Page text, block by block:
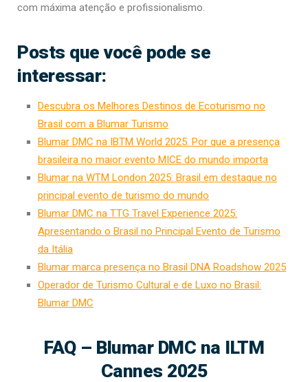
com máxima atenção e profissionalismo.
Posts que você pode se
interessar:
Descubra os Melhores Destinos de Ecoturismo no
Brasil com a Blumar Turismo
Blumar DMC na IBTM World 2025. Por que a presença
brasileira no maior evento MICE do mundo importa
Blumar na WTM London 2025: Brasil em destaque no
principal evento de turismo do mundo
Blumar DMC na TTG Travel Experience 2025:
Apresentando o Brasil no Principal Evento de Turismo
da Itália
Blumar marca presença no Brasil DNA Roadshow 2025
Operador de Turismo Cultural e de Luxo no Brasil:
Blumar DMC
FAQ – Blumar DMC na ILTM
Cannes 2025